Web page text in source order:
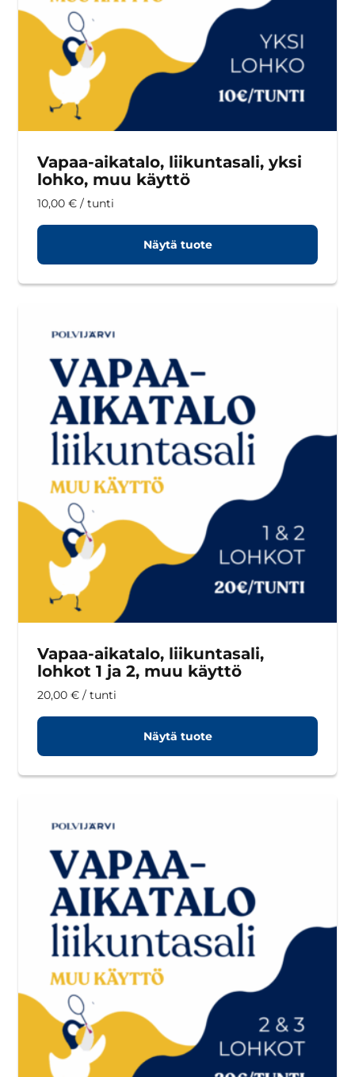
Vapaa-aikatalo, liikuntasali, yksi
lohko, muu käyttö
10,00 € / tunti
Näytä tuote
Vapaa-aikatalo, liikuntasali,
lohkot 1 ja 2, muu käyttö
20,00 € / tunti
Näytä tuote